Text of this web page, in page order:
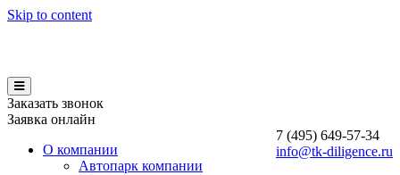
Skip to content
Заказать звонок
Заявка онлайн
7 (495) 649-57-34
info@tk-diligence.ru
О компании
Автопарк компании